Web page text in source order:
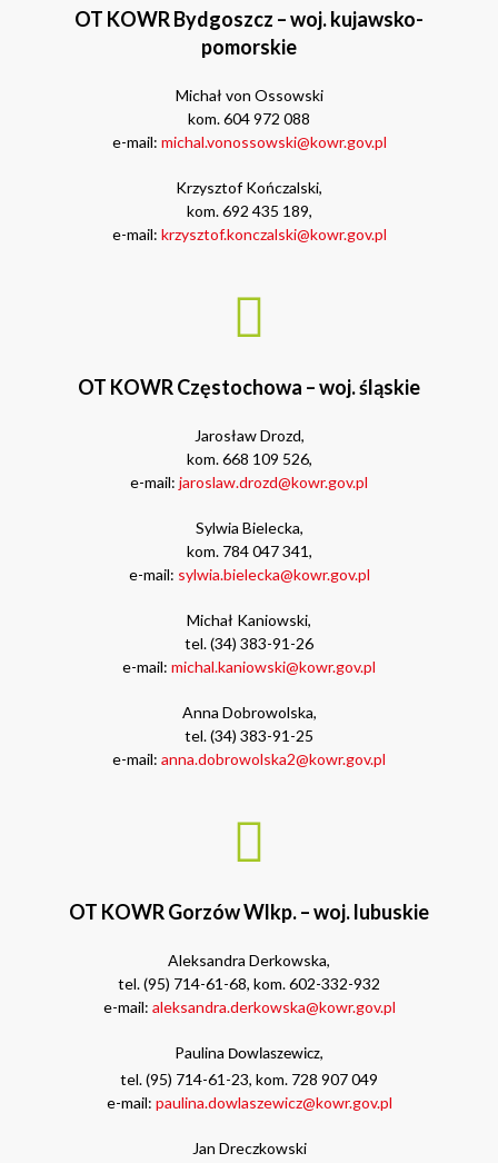
OT KOWR Bydgoszcz – woj. kujawsko-
pomorskie
Michał von Ossowski
kom. 604 972 088
e-mail: michal.vonossowski@kowr.gov.pl
Krzysztof Kończalski,
kom. 692 435 189,
e-mail: krzysztof.konczalski@kowr.gov.pl
OT KOWR Częstochowa – woj. śląskie
Jarosław Drozd,
kom. 668 109 526,
e-mail: jaroslaw.drozd@kowr.gov.pl
Sylwia Bielecka,
kom. 784 047 341,
e-mail: sylwia.bielecka@kowr.gov.pl
Michał Kaniowski,
tel. (34) 383-91-26
e-mail: michal.kaniowski@kowr.gov.pl
Anna Dobrowolska,
tel. (34) 383-91-25
e-mail: anna.dobrowolska2@kowr.gov.pl
OT KOWR Gorzów Wlkp. – woj. lubuskie
Aleksandra Derkowska,
tel. (95) 714-61-68, kom. 602-332-932
e-mail: aleksandra.derkowska@kowr.gov.pl
Paulina Dowlaszewicz,
tel. (95) 714-61-23, kom. 728 907 049
e-mail: paulina.dowlaszewicz@kowr.gov.pl
Jan Dreczkowski